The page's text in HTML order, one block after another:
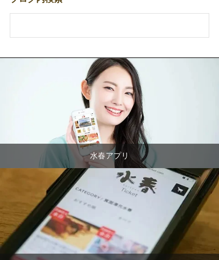
水春アプリ